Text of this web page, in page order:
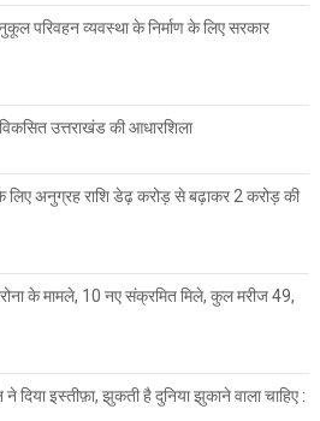
परिवहन व्यवस्था के निर्माण के लिए सरकार
विकसित उत्तराखंड की आधारशिला
लिए अनुग्रह राशि डेढ़ करोड़ से बढ़ाकर 2 करोड़ की
के मामले, 10 नए संक्रमित मिले, कुल मरीज 49,
ने दिया इस्तीफ़ा, झुकती है दुनिया झुकाने वाला चाहिए :